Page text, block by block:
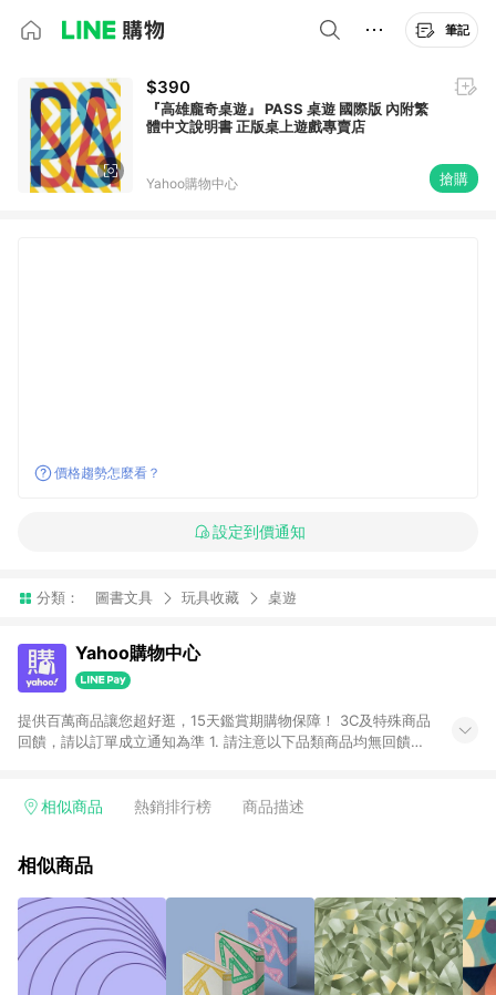
筆記
$390
『高雄龐奇桌遊』 PASS 桌遊 國際版 內附繁
體中文說明書 正版桌上遊戲專賣店
Yahoo購物中心 搶購
價格趨勢怎麼看？
設定到價通知
分類： 圖書文具 玩具收藏 桌遊
Yahoo購物中心
提供百萬商品讓您超好逛，15天鑑賞期購物保障！ 3C及特殊商品
回饋，請以訂單成立通知為準 1. 請注意以下品類商品均無回饋：
電玩/遊戲/相機/單眼/鏡頭/拍立得 [2024/6/1起適用] -內接硬
的購回饋活動享Yahoo超贈點回饋者 - 購物中心商店之商品：商
3. 訂單回饋金額將扣除運費/購物金/超贈點/福利金/紅利折抵/折
價券等虛擬貨幣折抵 4. 大宗採購或批發轉賣不具回饋資格： 如
有相關事證認定您為大宗採購、批發轉賣而非最終消費使用者，
相關認定以Yahoo購物中心之認定為準
相似商品 熱銷排行榜 商品描述
相似商品